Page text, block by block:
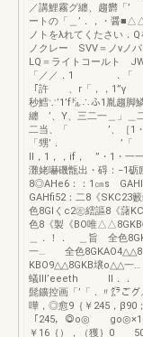
／講鯉霧グ纏、趨欝「
ートの「＿’．，・醤
ノトをλれてくたさい．
ノクレー SVV＝ノvノ
LQ＝ライトコールト
「／／．1 ．「
「許 、r「，，1”γ
秒鱈∵’1’f㌦∴ふ1胤趨脚
纏 ’、Y、三二一＿」＿
二当、「 ’、［1・．
「甥’． ’「 ．．
ll，1，，if， ”
灘姥嚇磯甑出・碍：−1
8◎AHe6：：1㎝s
GAHfi52：二8《SKC23
色8Glくc2㊧繧謳8《藷
色8《製《BO唯
＿．！． ＿旨 全色
一… 全色8GKAO4△△8
KBO9△△8GKB壌
蟻lll’eeeth ll．
髭鑛控画「’「．〃㌘ご
嘩，◎愈9｛￥245，
「245，◎o◎
￥16｛），（獲｝0